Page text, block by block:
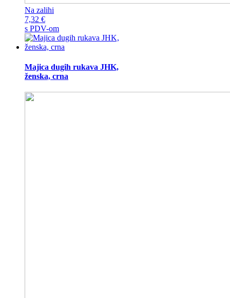
Na zalihi
7,32 €
s PDV-om
Majica dugih rukava JHK,
ženska, crna